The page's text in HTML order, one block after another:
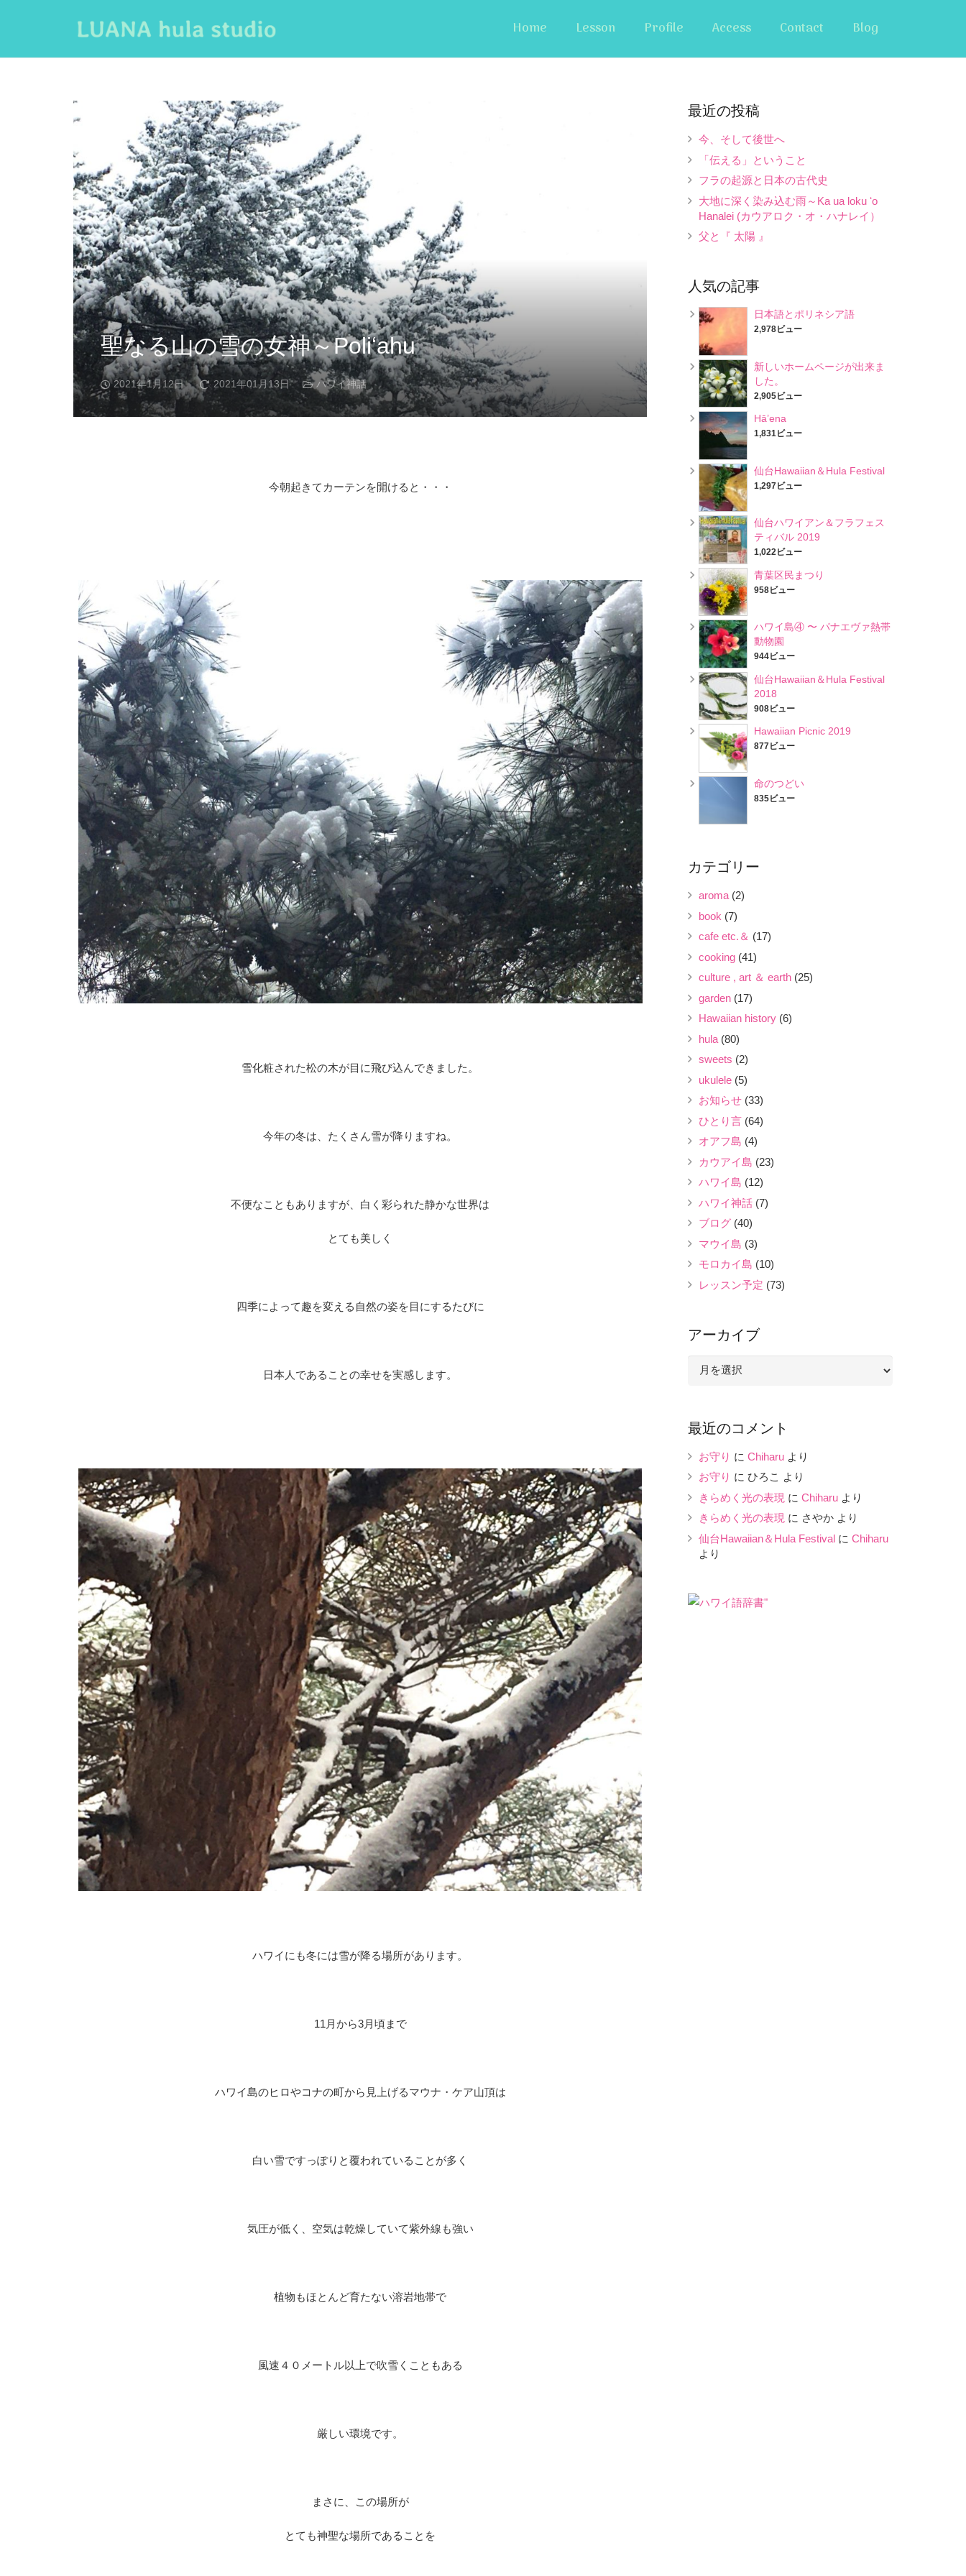
Home Lesson Profile Access Contact Blog
聖なる山の雪の女神～Poliʻahu
2021年1月12日 2021年01月13日 ハワイ神話
今朝起きてカーテンを開けると・・・
雪化粧された松の木が目に飛び込んできました。
今年の冬は、たくさん雪が降りますね。
不便なこともありますが、白く彩られた静かな世界は
とても美しく
四季によって趣を変える自然の姿を目にするたびに
日本人であることの幸せを実感します。
ハワイにも冬には雪が降る場所があります。
11月から3月頃まで
ハワイ島のヒロやコナの町から見上げるマウナ・ケア山頂は
白い雪ですっぽりと覆われていることが多く
気圧が低く、空気は乾燥していて紫外線も強い
植物もほとんど育たない溶岩地帯で
風速４０メートル以上で吹雪くこともある
厳しい環境です。
まさに、この場所が
とても神聖な場所であることを
最近の投稿
今、そして後世へ
「伝える」ということ
フラの起源と日本の古代史
大地に深く染み込む雨～Ka ua loku ʻo
Hanalei (カウアロク・オ・ハナレイ）
父と『 太陽 』
人気の記事
日本語とポリネシア語
2,978ビュー
新しいホームページが出来ま
した。
2,905ビュー
Hā’ena
1,831ビュー
仙台Hawaiian＆Hula Festival
1,297ビュー
仙台ハワイアン＆フラフェス
ティバル 2019
1,022ビュー
青葉区民まつり
958ビュー
ハワイ島④ 〜 パナエヴァ熱帯
動物園
944ビュー
仙台Hawaiian＆Hula Festival
2018
908ビュー
Hawaiian Picnic 2019
877ビュー
命のつどい
835ビュー
カテゴリー
aroma (2)
book (7)
cafe etc.＆ (17)
cooking (41)
culture , art ＆ earth (25)
garden (17)
Hawaiian history (6)
hula (80)
sweets (2)
ukulele (5)
お知らせ (33)
ひとり言 (64)
オアフ島 (4)
カウアイ島 (23)
ハワイ島 (12)
ハワイ神話 (7)
ブログ (40)
マウイ島 (3)
モロカイ島 (10)
レッスン予定 (73)
アーカイブ
ブ
最近のコメント
お守り に Chiharu より
お守り に ひろこ より
きらめく光の表現 に Chiharu より
きらめく光の表現 に さやか より
仙台Hawaiian＆Hula Festival に Chiharu
より